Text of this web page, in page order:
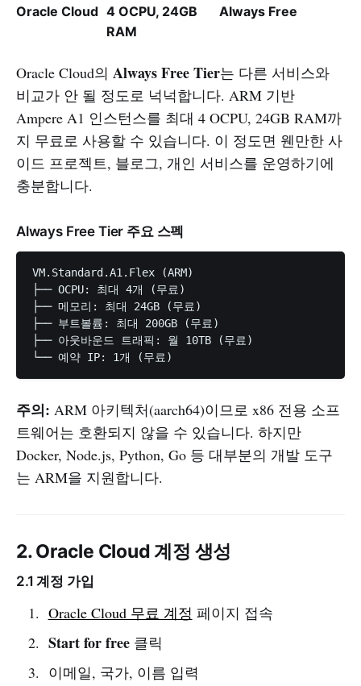
Oracle Cloud 4 OCPU, 24GB
RAM
Always Free
Oracle Cloud의 Always Free Tier는 다른 서비스와
비교가 안 될 정도로 넉넉합니다. ARM 기반
Ampere A1 인스턴스를 최대 4 OCPU, 24GB RAM까
지 무료로 사용할 수 있습니다. 이 정도면 웬만한 사
이드 프로젝트, 블로그, 개인 서비스를 운영하기에
충분합니다.
Always Free Tier 주요 스펙
VM.Standard.A1.Flex (ARM)
├── OCPU: 최대 4개 (무료)
├── 메모리: 최대 24GB (무료)
├── 부트볼륨: 최대 200GB (무료)
├── 아웃바운드 트래픽: 월 10TB (무료)
주의: ARM 아키텍처(aarch64)이므로 x86 전용 소프
트웨어는 호환되지 않을 수 있습니다. 하지만
Docker, Node.js, Python, Go 등 대부분의 개발 도구
는 ARM을 지원합니다.
2. Oracle Cloud 계정 생성
2.1 계정 가입
Oracle Cloud 무료 계정 페이지 접속
Start for free클릭
이메일, 국가, 이름 입력